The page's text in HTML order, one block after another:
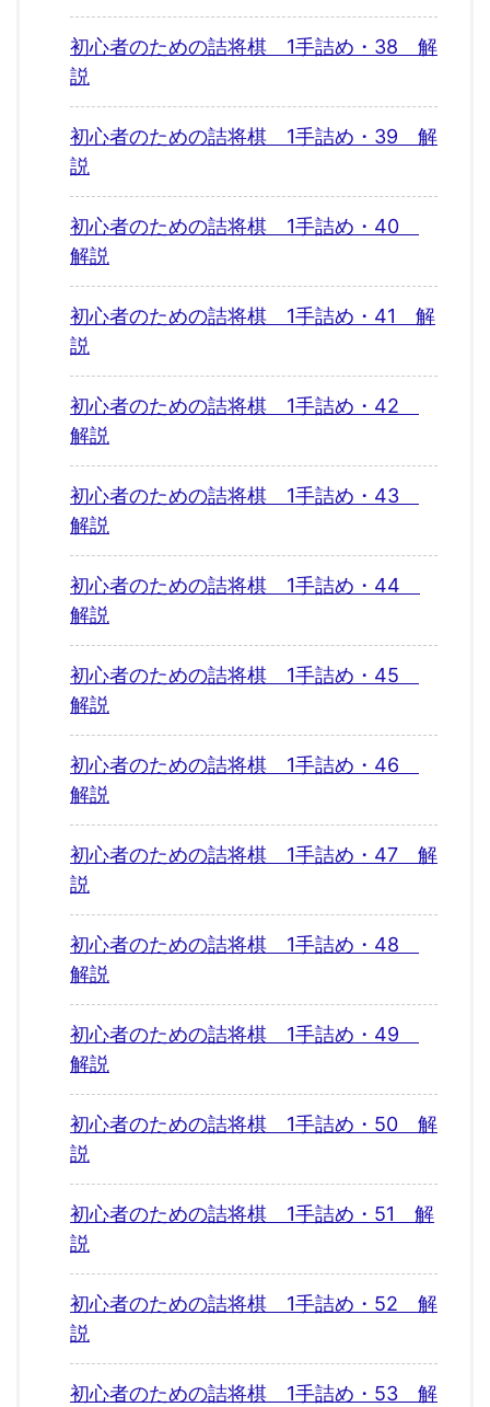
初心者のための詰将棋 1手詰め・38 解
説
初心者のための詰将棋 1手詰め・39 解
説
初心者のための詰将棋 1手詰め・40
解説
初心者のための詰将棋 1手詰め・41 解
説
初心者のための詰将棋 1手詰め・42
解説
初心者のための詰将棋 1手詰め・43
解説
初心者のための詰将棋 1手詰め・44
解説
初心者のための詰将棋 1手詰め・45
解説
初心者のための詰将棋 1手詰め・46
解説
初心者のための詰将棋 1手詰め・47 解
説
初心者のための詰将棋 1手詰め・48
解説
初心者のための詰将棋 1手詰め・49
解説
初心者のための詰将棋 1手詰め・50 解
説
初心者のための詰将棋 1手詰め・51 解
説
初心者のための詰将棋 1手詰め・52 解
説
初心者のための詰将棋 1手詰め・53 解